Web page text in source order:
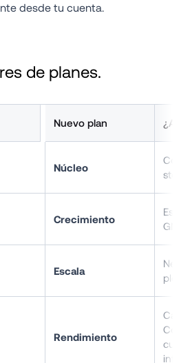
desde tu cuenta.
de planes.
Nuevo plan ¿A
Núcleo
Crecimiento
Escala
Rendimiento